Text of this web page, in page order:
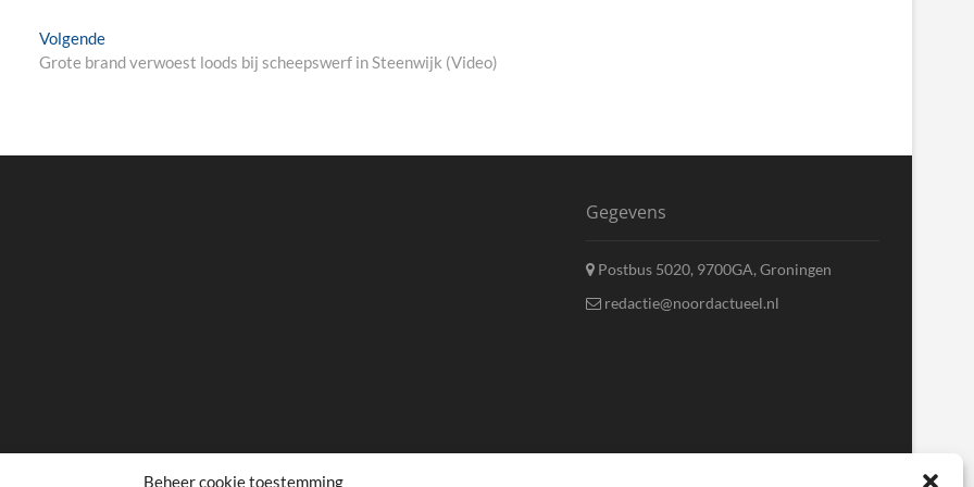
Beheer cookie toestemming
VolgendeNext
post:
Grote brand verwoest loods bij scheepswerf in Steenwijk (Video)
Gegevens
Postbus 5020, 9700GA, Groningen
redactie@noordactueel.nl